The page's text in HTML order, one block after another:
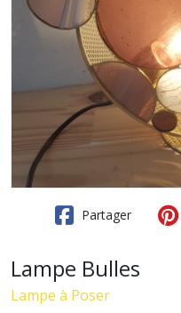
Partager
Lampe Bulles
Lampe à Poser